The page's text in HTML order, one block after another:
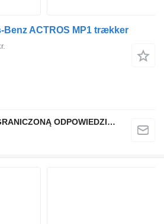
Benz ACTROS MP1 trækker
QINDITO SPÓŁKA Z OGRANICZONĄ ODPOWIEDZIALNOŚCIĄ